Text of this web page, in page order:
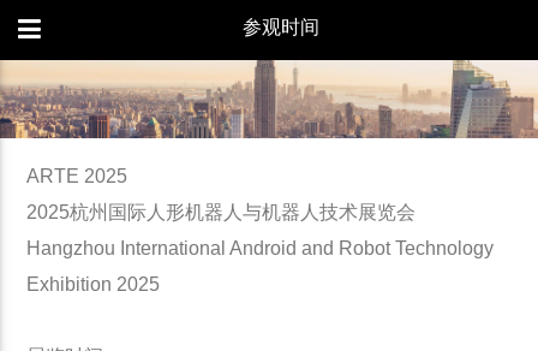
参观时间
ARTE 2025
2025杭州国际人形机器人与机器人技术展览会
Hangzhou International Android and Robot Technology
Exhibition 2025